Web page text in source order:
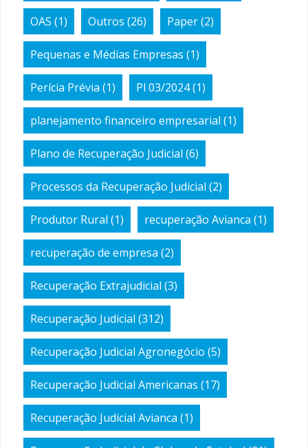
OAS (1) Outros (26) Paper(2)
Pequenas e Médias Empresas (1)
Perícia Prévia (1) Pl 03/2024(1)
planejamento financeiro empresarial (1)
Plano de Recuperação Judicial (6)
Processos da Recuperação Judicial (2)
Produtor Rural (1) recuperação Avianca (1)
recuperação de empresa (2)
Recuperação Extrajudicial (3)
Recuperação Judicial (312)
Recuperação Judicial Agronegócio (5)
Recuperação Judicial Americanas (17)
Recuperação Judicial Avianca (1)